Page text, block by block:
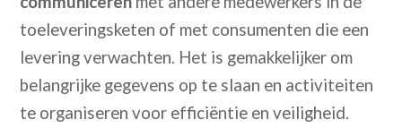
toeleveringsketen of met consumenten die een
levering verwachten. Het is gemakkelijker om
belangrijke gegevens op te slaan en activiteiten
te organiseren voor efficiëntie en veiligheid.